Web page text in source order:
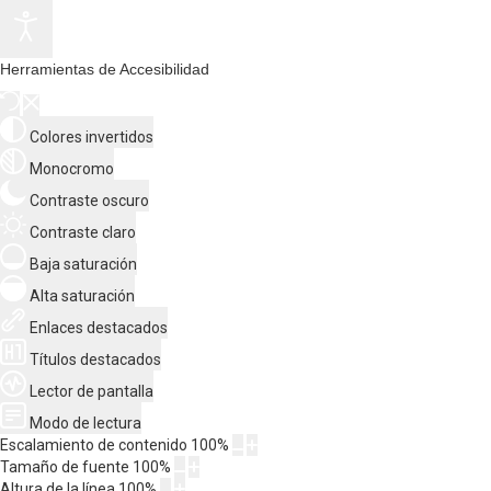
Herramientas de Accesibilidad
Colores invertidos
Monocromo
Contraste oscuro
Contraste claro
Baja saturación
Alta saturación
Enlaces destacados
Títulos destacados
Lector de pantalla
Modo de lectura
Escalamiento de contenido 100%
Tamaño de fuente 100%